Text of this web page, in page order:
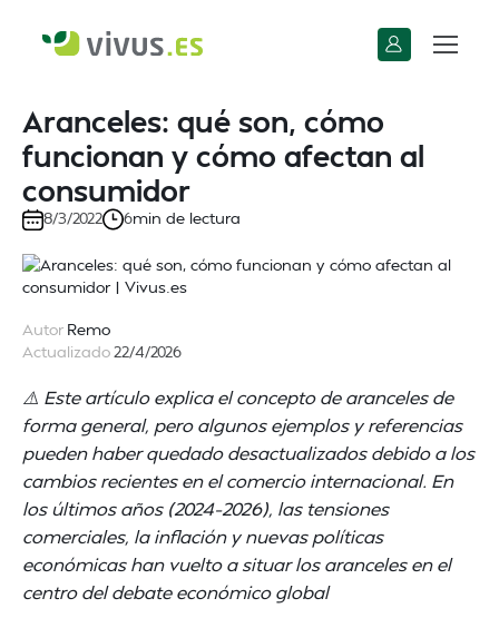
Aranceles: qué son, cómo
funcionan y cómo afectan al
consumidor
8/3/2022 6min de lectura
Autor Remo
Actualizado22/4/2026
⚠️ Este artículo explica el concepto de aranceles de
forma general, pero algunos ejemplos y referencias
pueden haber quedado desactualizados debido a los
cambios recientes en el comercio internacional. En
los últimos años (2024–2026), las tensiones
comerciales, la inflación y nuevas políticas
económicas han vuelto a situar los aranceles en el
centro del debate económico global